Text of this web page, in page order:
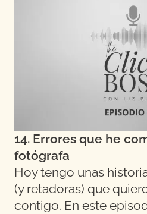
14. Errores que he
fotógrafa
Hoy tengo unas
(y retadoras) que
contigo. En este